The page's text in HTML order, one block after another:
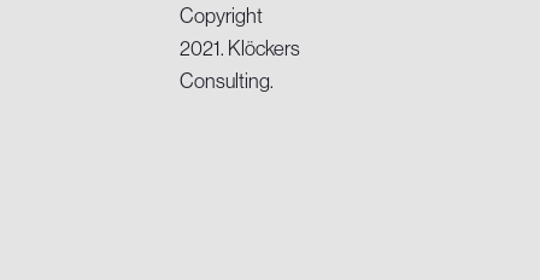
Copyright
2021. Klöckers
Consulting.